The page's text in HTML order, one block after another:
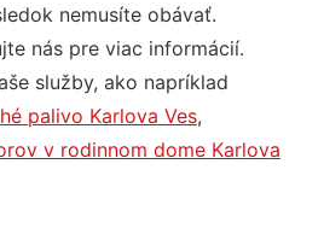
nemusíte obávať.
nás pre viac informácií.
služby, ako napríklad
palivo Karlova Ves,
v rodinnom dome Karlova